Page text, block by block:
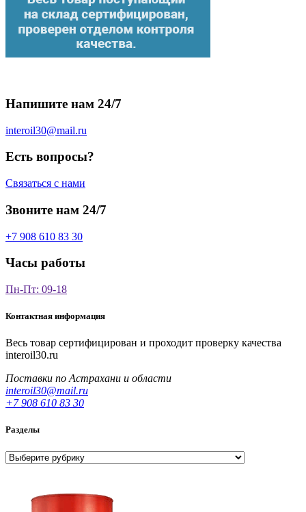
Напишите нам 24/7
interoil30@mail.ru
Есть вопросы?
Связаться с нами
Звоните нам 24/7
+7 908 610 83 30
Часы работы
Пн-Пт: 09-18
Контактная информация
Весь товар сертифицирован и проходит проверку качества
interoil30.ru
Поставки по Астрахани и области
interoil30@mail.ru
+7 908 610 83 30
Разделы
Разделы